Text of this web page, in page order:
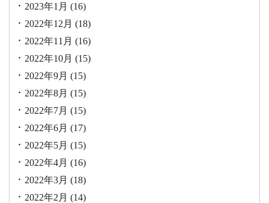
2023年1月 (16)
2022年12月 (18)
2022年11月 (16)
2022年10月 (15)
2022年9月 (15)
2022年8月 (15)
2022年7月 (15)
2022年6月 (17)
2022年5月 (15)
2022年4月 (16)
2022年3月 (18)
2022年2月 (14)